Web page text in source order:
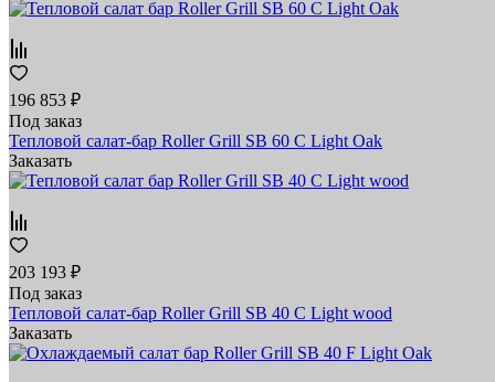
196 853 ₽
Под заказ
Тепловой салат-бар Roller Grill SB 60 C Light Oak
Заказать
203 193 ₽
Под заказ
Тепловой салат-бар Roller Grill SB 40 C Light wood
Заказать